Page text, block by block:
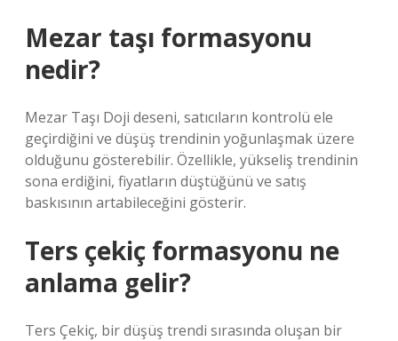
Mezar taşı formasyonu
nedir?
Mezar Taşı Doji deseni, satıcıların kontrolü ele
geçirdiğini ve düşüş trendinin yoğunlaşmak üzere
olduğunu gösterebilir. Özellikle, yükseliş trendinin
sona erdiğini, fiyatların düştüğünü ve satış
baskısının artabileceğini gösterir.
Ters çekiç formasyonu ne
anlama gelir?
Ters Çekiç, bir düşüş trendi sırasında oluşan bir